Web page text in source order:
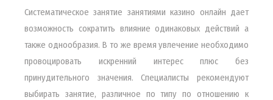
Систематическое занятие занятиями казино онлайн дает
возможность сократить влияние одинаковых действий а
также однообразия. В то же время увлечение необходимо
провоцировать искренний интерес плюс без
принудительного значения. Специалисты рекомендуют
выбирать занятие, различное по типу по отношению к